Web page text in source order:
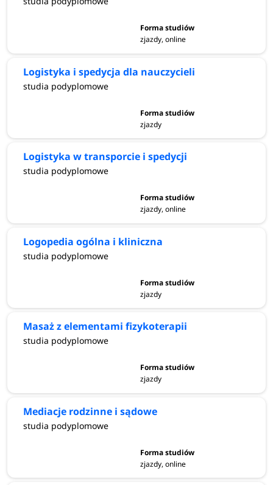
zjazdy, online
Logistyka i spedycja dla nauczycieli
studia podyplomowe
zjazdy
Logistyka w transporcie i spedycji
studia podyplomowe
zjazdy, online
Logopedia ogólna i kliniczna
studia podyplomowe
zjazdy
Masaż z elementami fizykoterapii
studia podyplomowe
zjazdy
Mediacje rodzinne i sądowe
studia podyplomowe
zjazdy, online